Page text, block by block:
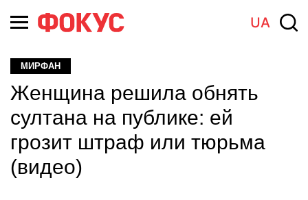
UA
МИРФАН
Женщина решила обнять
султана на публике: ей
грозит штраф или тюрьма
(видео)